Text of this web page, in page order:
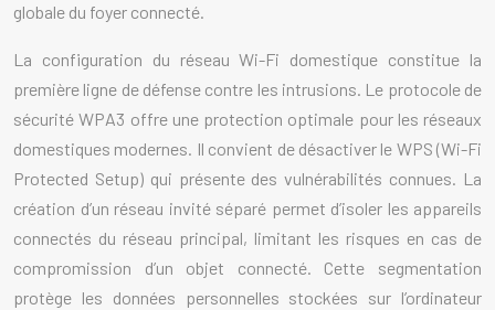
globale du foyer connecté.
La configuration du réseau Wi-Fi domestique constitue la
première ligne de défense contre les intrusions. Le protocole de
sécurité WPA3 offre une protection optimale pour les réseaux
domestiques modernes. Il convient de désactiver le WPS (Wi-Fi
Protected Setup) qui présente des vulnérabilités connues. La
création d’un réseau invité séparé permet d’isoler les appareils
connectés du réseau principal, limitant les risques en cas de
compromission d’un objet connecté. Cette segmentation
protège les données personnelles stockées sur l’ordinateur